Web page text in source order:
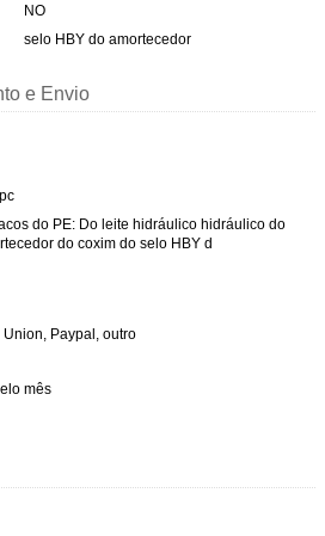
NO
selo HBY do amortecedor
e Envio
do PE: Do leite hidráulico hidráulico do
do coxim do selo HBY d
Union, Paypal, outro
mês